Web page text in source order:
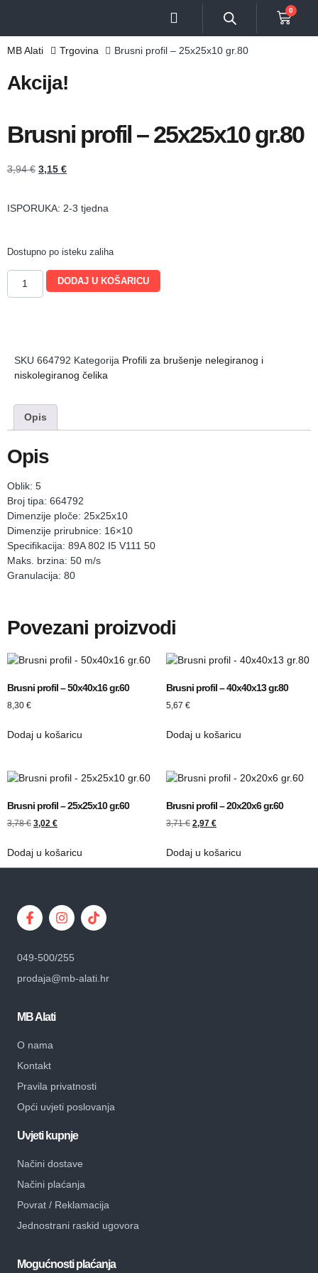
0
MB Alati Trgovina Brusni profil – 25x25x10 gr.80
Akcija!
Brusni profil – 25x25x10 gr.80
3,94€ 3,15 €
ISPORUKA: 2-3 tjedna
Dostupno po isteku zaliha
DODAJ U KOŠARICU
SKU 664792 Kategorija Profili za brušenje nelegiranog i
niskolegiranog čelika
Opis
Opis
Oblik: 5
Broj tipa: 664792
Dimenzije ploče: 25x25x10
Dimenzije prirubnice: 16×10
Specifikacija: 89A 802 I5 V111 50
Maks. brzina: 50 m/s
Granulacija: 80
Povezani proizvodi
Brusni profil – 50x40x16 gr.60
8,30 €
Dodaj u košaricu
Brusni profil – 40x40x13 gr.80
5,67 €
Dodaj u košaricu
Brusni profil – 25x25x10 gr.60
3,78€ 3,02 €
Dodaj u košaricu
Brusni profil – 20x20x6 gr.60
3,71€ 2,97 €
Dodaj u košaricu
049-500/255
prodaja@mb-alati.hr
MB Alati
O nama
Kontakt
Pravila privatnosti
Opći uvjeti poslovanja
Uvjeti kupnje
Načini dostave
Načini plaćanja
Povrat / Reklamacija
Jednostrani raskid ugovora
Mogućnosti plaćanja